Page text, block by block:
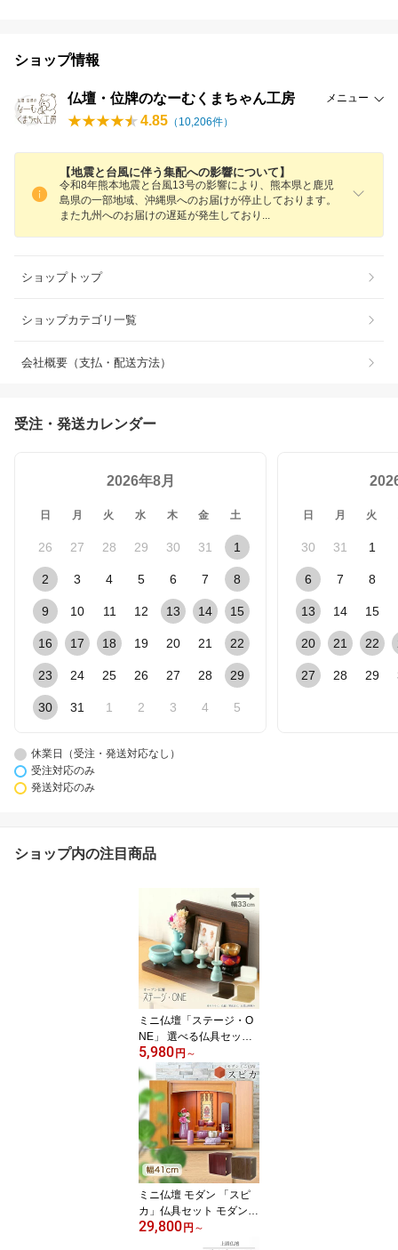
ショップ情報
仏壇・位牌のなーむくまちゃん工房 メニュー
4.85 （ 10,206件）
【地震と台風に伴う集配への影響について】
令和8年熊本地震と台風13号の影響により、熊本県と鹿児
島県の一部地域、沖縄県へのお届けが停止しております。
また九州へのお届けの遅延が発生してお り
ショップトップ
ショップカテゴリ一覧
会社概要（支払・配送方法）
受注・発送カレンダー
2026年8月
日 月 火 水 木 金 土
26 27 28 29 30 31 1
2 3 4 5 6 7 8
9 10 11 12 13 14 15
16 17 18 19 20 21 22
23 24 25 26 27 28 29
30 31 1 2 3 4 5
日 月 火
30 31 1
6 7 8
13 14 15
20 21 22
27 28 29
休業日（受注・発送対応なし）
受注対応のみ
発送対応のみ
ショップ内の注目商品
ミニ仏壇「ステージ・O
NE」 選べる仏具セット
モダン ミニ 仏壇 コンパ
クト 施設 仏壇 オープン
手元供養 ペット
5,980 円 ～
ミニ仏壇 モダン 「スピ
カ」仏具セット モダン仏
壇 家具調仏壇 おしゃれ
仏壇 モダン ミニ 仏壇 か
29,800 円 ～